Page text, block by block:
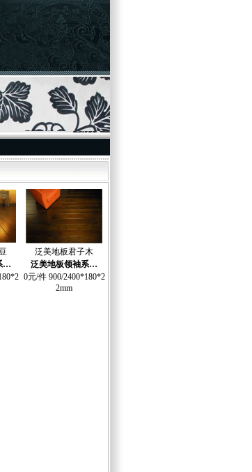
…
泛美地板君子木
泛美地板领袖系…
0元/件 900/2400*180*2
2mm